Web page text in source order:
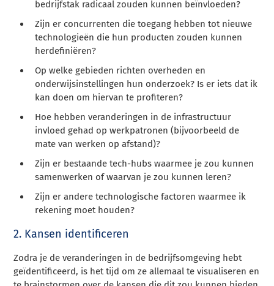
bedrijfstak radicaal zouden kunnen beïnvloeden?
Zijn er concurrenten die toegang hebben tot nieuwe
technologieën die hun producten zouden kunnen
herdefiniëren?
Op welke gebieden richten overheden en
onderwijsinstellingen hun onderzoek? Is er iets dat ik
kan doen om hiervan te profiteren?
Hoe hebben veranderingen in de infrastructuur
invloed gehad op werkpatronen (bijvoorbeeld de
mate van werken op afstand)?
Zijn er bestaande tech-hubs waarmee je zou kunnen
samenwerken of waarvan je zou kunnen leren?
Zijn er andere technologische factoren waarmee ik
rekening moet houden?
2. Kansen identificeren
Zodra je de veranderingen in de bedrijfsomgeving hebt
geïdentificeerd, is het tijd om ze allemaal te visualiseren en